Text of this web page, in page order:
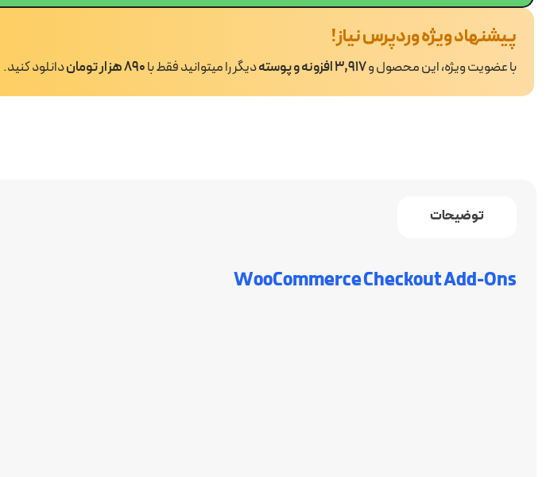
پیشنهاد ویژه وردپرس نیاز!
با عضویت ویژه، این محصول و3,917 افزونه و پوسته دیگر را میتوانید فقط با890 هزار تومان دانلود کنید.
توضیحات
WooCommerce Checkout Add-Ons